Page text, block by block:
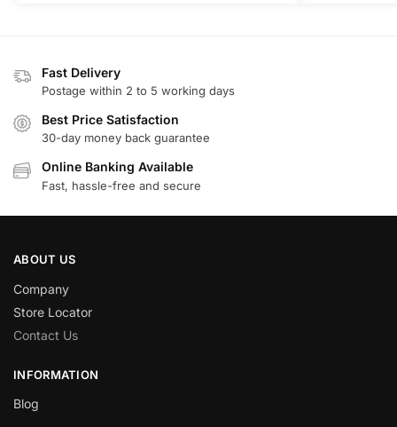
Fast Delivery
Postage within 2 to 5 working days
Best Price Satisfaction
30-day money back guarantee
Online Banking Available
Fast, hassle-free and secure
ABOUT US
Company
Store Locator
Contact Us
INFORMATION
Blog